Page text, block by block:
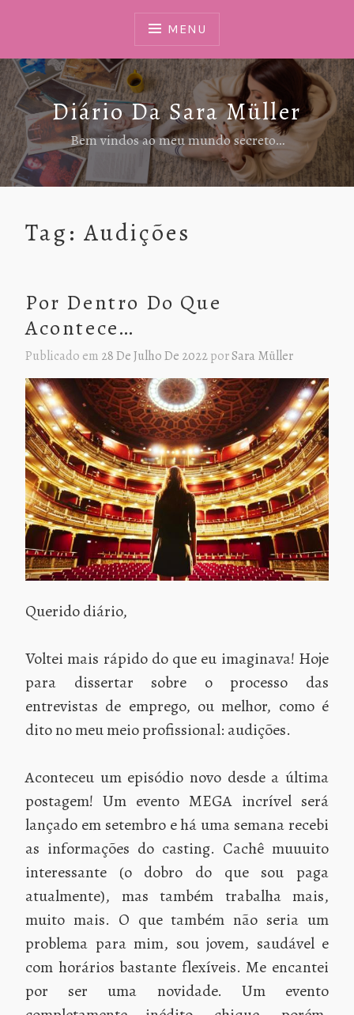
MENU
Diário Da Sara Müller
Bem vindos ao meu mundo secreto…
Tag: Audições
Por Dentro Do Que
Acontece…
Publicado em 28 De Julho De 2022porSara Müller
Querido diário,
Voltei mais rápido do que eu imaginava! Hoje
para dissertar sobre o processo das
entrevistas de emprego, ou melhor, como é
dito no meu meio profissional: audições.
Aconteceu um episódio novo desde a última
postagem! Um evento MEGA incrível será
lançado em setembro e há uma semana recebi
as informações do casting. Cachê muuuito
interessante (o dobro do que sou paga
atualmente), mas também trabalha mais,
muito mais. O que também não seria um
problema para mim, sou jovem, saudável e
com horários bastante flexíveis. Me encantei
por ser uma novidade. Um evento